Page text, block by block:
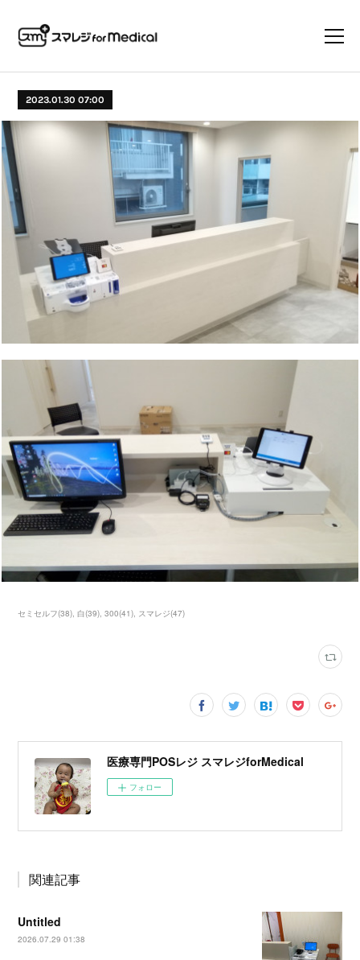
2023.01.30 07:00
セミセルフ(38) 白(39) 300(41) スマレジ(47)
医療専門POSレジ スマレジforMedical
フォロー
関連記事
Untitled
2026.07.29 01:38